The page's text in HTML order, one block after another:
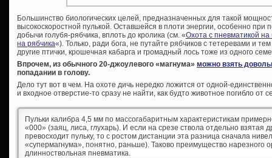
Большинство биологических целей, предназначенных для такой
высокоскоростной пулькой. Оставшейся в плоти энергии, особенно при
добычи голубя-рябчика, вплоть до кролика (см. «Охота с пневматикой на
на рябчика«). Только, ради бога, не путайте рябчиков с тетеревами и
другие птички, крошечная кабарга и громадный лось тоже из одного
Впрочем, из обычного 20-джоулевого «магнума» можно взять
попадании в голову.
Дело тут вот в чем. На охоте дичь нередко ложится от одной-
и входное отверстие-то сразу не найти, как будто животное погибло от
Пульки калибра 4,5 мм по массогабаритным характеристикам
«000» (заяц, лиса, глухарь). И если на срезе ствола отдельно взятая
превосходит пульку, то с ростом дистанции эта разница сначала
«супермагнума», понятно, раньше). Таково преимущество нарезного
длинноствольная пневматика.